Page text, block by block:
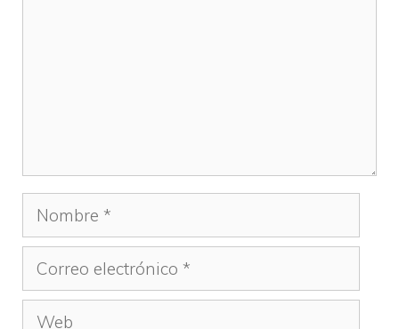
Nombre
Correo
electrónico
Web